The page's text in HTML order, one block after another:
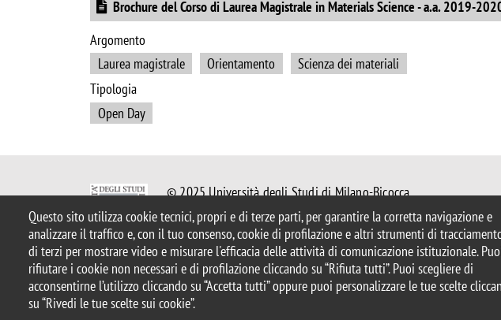
Questo sito utilizza cookie tecnici, propri e di terze parti, per garantire la corretta navigazione e
analizzare il traffico e, con il tuo consenso, cookie di profilazione e altri strumenti di
di terzi per mostrare video e misurare l'efficacia delle attività di comunicazione istituzionale.
rifiutare i cookie non necessari e di profilazione cliccando su “Rifiuta tutti”. Puoi scegliere di
acconsentirne l’utilizzo cliccando su “Accetta tutti” oppure puoi personalizzare le tue scelte
su “Rivedi le tue scelte sui cookie”.
Brochure del Corso di Laurea Magistrale in Materials Science - a.a. 2019-
Argomento
Laurea magistrale
Orientamento
Scienza dei materiali
Tipologia
Open Day
© 2025 Università degli Studi di Milano-Bicocca
Piazza dell'Ateneo Nuovo, 1 - 20126, Milano
Casella PEC:ateneo.bicocca@pec.unimib.it
P.I. 12621570154 |redazioneweb.mater@unimib.it
Note legali Privacy e cookie policy Amministrazione trasparente Dichiarazione di
Accessibilità Statistiche di accesso